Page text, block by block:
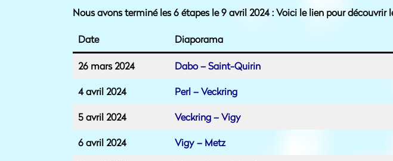
Nous avons terminé les 6 étapes le 9 avril 2024 : Voici le lien pour
Date Diaporama
26 mars 2024 Dabo – Saint-Quirin
4 avril 2024 Perl – Veckring
5 avril 2024 Veckring – Vigy
6 avril 2024 Vigy – Metz